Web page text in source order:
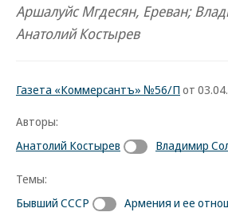
Аршалуйс Мгдесян, Ереван;
Анатолий Костырев
Газета «Коммерсантъ» №56/П от
Авторы:
Анатолий Костырев
Владимир
Темы:
Бывший СССР
Армения и ее